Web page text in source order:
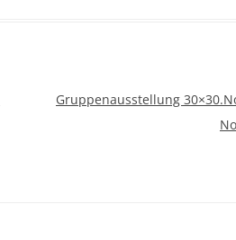
Gruppenausstellung